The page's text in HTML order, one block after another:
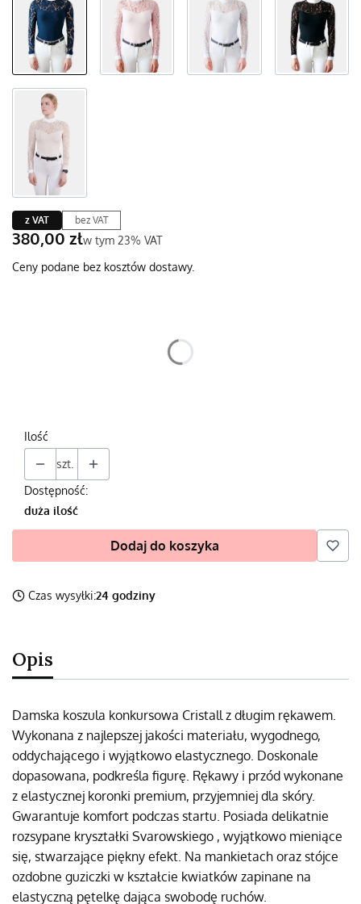
z VAT bez VAT
Cena
380,00 złw tym 23% VAT
w tym 23% VAT
Ceny podane bez kosztów dostawy.
Ilość
szt.
Dostępność:
duża ilość
Dodaj do koszyka
Czas wysyłki:24 godziny
Opis
Damska koszula konkursowa Cristall z długim rękawem.
Wykonana z najlepszej jakości materiału, wygodnego,
oddychającego i wyjątkowo elastycznego. Doskonale
dopasowana, podkreśla figurę. Rękawy i przód wykonane
z elastycznej koronki premium, przyjemniej dla skóry.
Gwarantuje komfort podczas startu. Posiada delikatnie
rozsypane kryształki Svarowskiego , wyjątkowo mieniące
się, stwarzające piękny efekt. Na mankietach oraz stójce
ozdobne guziczki w kształcie kwiatków zapinane na
elastyczną pętelkę dająca swobodę ruchów.